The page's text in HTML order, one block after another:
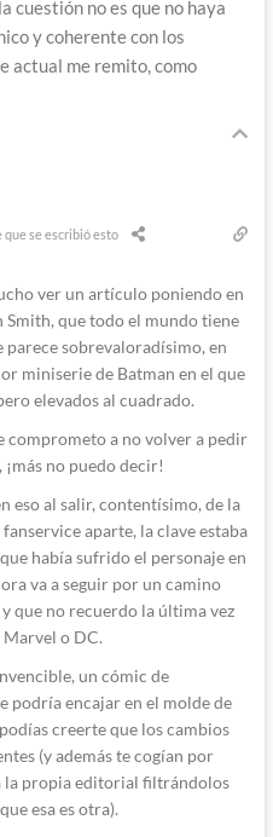
cuestión no es que no haya
y coherente con los
actual me remito, como
que se escribió esto
ver un artículo poniendo en
que todo el mundo tiene
parece sobrevaloradísimo, en
miniserie de Batman en el que
elevados al cuadrado.
comprometo a no volver a pedir
no puedo decir!
eso al salir, contentísimo, de la
aparte, la clave estaba
había sufrido el personaje en
va a seguir por un camino
que no recuerdo la última vez
Marvel o DC.
un cómic de
podría encajar en el molde de
creerte que los cambios
(y además te cogían por
la propia editorial filtrándolos
esa es otra).